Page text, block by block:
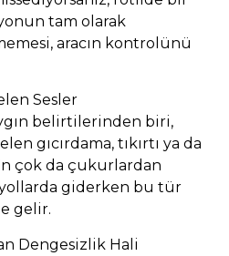
tam olarak
aracın kontrolünü
Sesler
belirtilerinden biri,
gıcırdama, tıkırtı ya da
çok da çukurlardan
giderken bu tür
gelir.
Dengesizlik Hali